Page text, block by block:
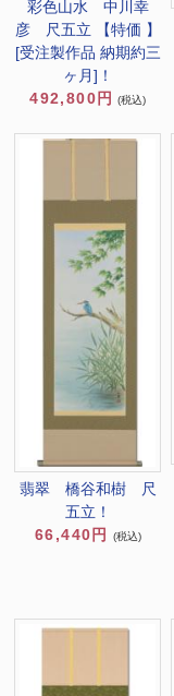
彩色山水 中川幸
彦 尺五立 【特価 】
[受注製作品 納期約三
ヶ月]！
492,800円
(税込)
翡翠 橋谷和樹 尺
五立！
66,440円
(税込)